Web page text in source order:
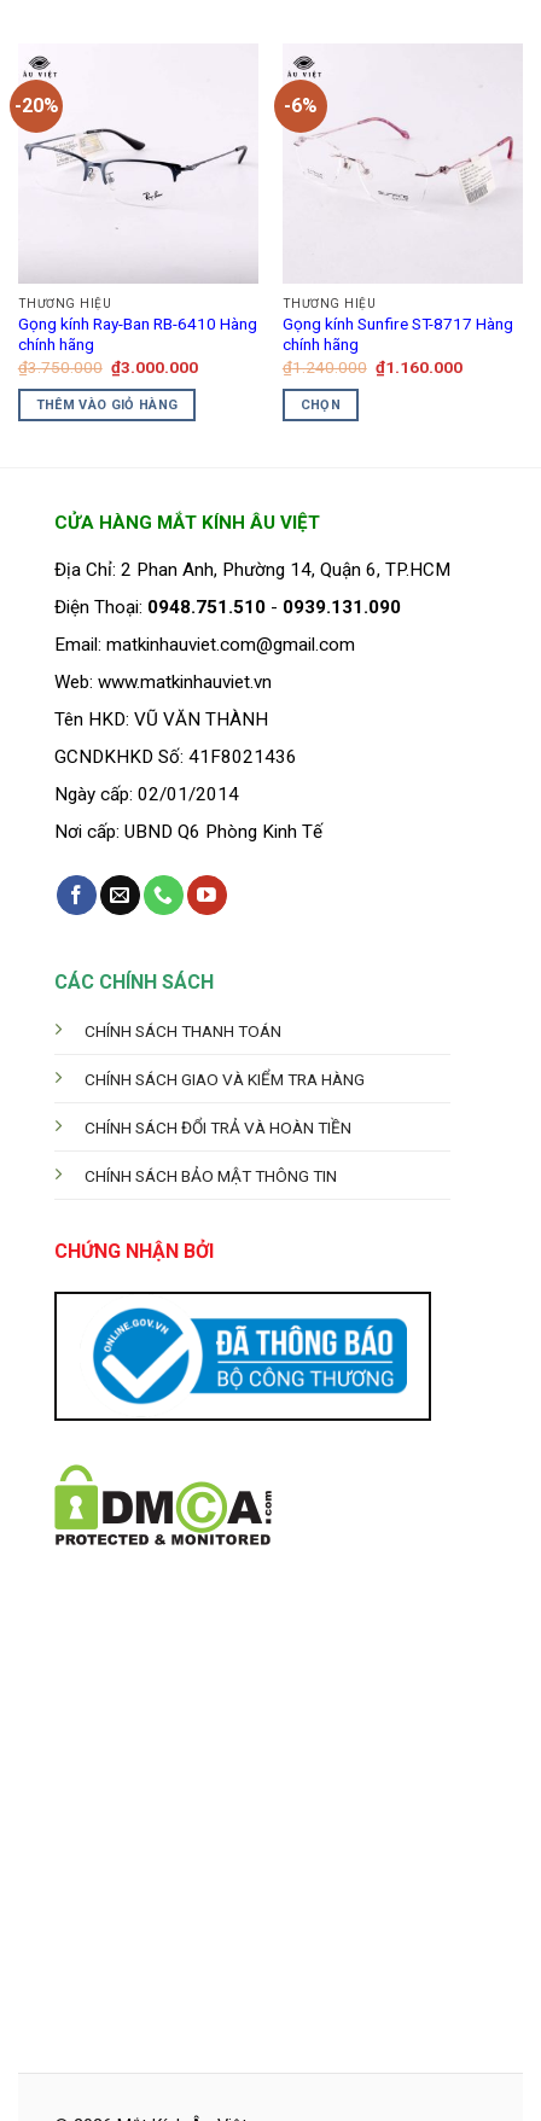
-20%
THƯƠNG HIỆU
Gọng kính Ray-Ban RB-6410 Hàng
chính hãng
₫3.750.000 Giá
gốc
là:
₫3.750.000.
₫3.000.000Giá
THÊM VÀO GIỎ HÀNG
-6%
THƯƠNG HIỆU
Gọng kính Sunfire ST-8717 Hàng
chính hãng
₫1.240.000 Giá
gốc
₫1.160.000Giá
CHỌN
nhiều
biến
thể.
Các
chọn
sản
CỬA HÀNG MẮT KÍNH ÂU VIỆT
Địa Chỉ: 2 Phan Anh, Phường 14, Quận 6, TP.HCM
Điện Thoại: 0948.751.510 - 0939.131.090
Email: matkinhauviet.com@gmail.com
Web: www.matkinhauviet.vn
Tên HKD: VŨ VĂN THÀNH
GCNDKHKD Số: 41F8021436
Ngày cấp: 02/01/2014
Nơi cấp: UBND Q6 Phòng Kinh Tế
CÁC CHÍNH SÁCH
CHÍNH SÁCH THANH TOÁN
CHÍNH SÁCH GIAO VÀ KIỂM TRA HÀNG
CHÍNH SÁCH ĐỔI TRẢ VÀ HOÀN TIỀN
CHÍNH SÁCH BẢO MẬT THÔNG TIN
CHỨNG NHẬN BỞI